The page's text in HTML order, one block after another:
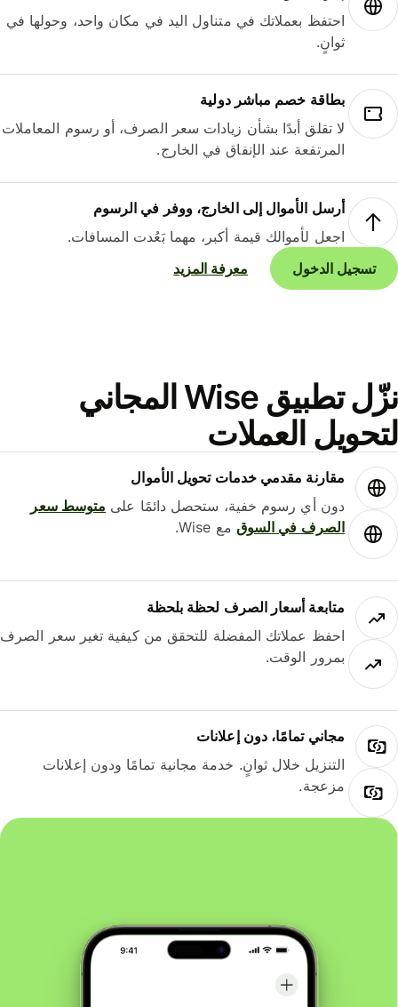
احتفظ بعملاتك في متناول اليد في مكان واحد، وحولها في
ثوانٍ.
بطاقة خصم مباشر دولية
لا تقلق أبدًا بشأن زيادات سعر الصرف، أو رسوم المعاملات
المرتفعة عند الإنفاق في الخارج.
أرسل الأموال إلى الخارج، ووفر في الرسوم
اجعل لأموالك قيمة أكبر، مهما بَعُدت المسافات.
تسجيل الدخول
معرفة المزيد
نزّل تطبيق Wise المجاني
العملات
مقارنة مقدمي خدمات تحويل الأموال
دون أي رسوم خفية، ستحصل دائمًا علىمتوسط ​​سعر
الصرف في السوقمع Wise.
متابعة أسعار الصرف لحظة بلحظة
احفظ عملاتك المفضلة للتحقق من كيفية تغير سعر الصرف
بمرور الوقت.
مجاني تمامًا، دون إعلانات
التنزيل خلال ثوانٍ. خدمة مجانية تمامًا ودون إعلانات
مزعجة.